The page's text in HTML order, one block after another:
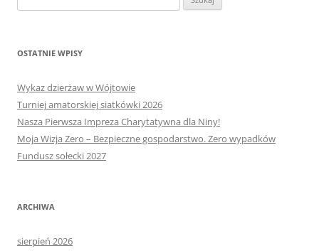
OSTATNIE WPISY
Wykaz dzierżaw w Wójtowie
Turniej amatorskiej siatkówki 2026
Nasza Pierwsza Impreza Charytatywna dla Niny!
Moja Wizja Zero – Bezpieczne gospodarstwo. Zero wypadków
Fundusz sołecki 2027
ARCHIWA
sierpień 2026